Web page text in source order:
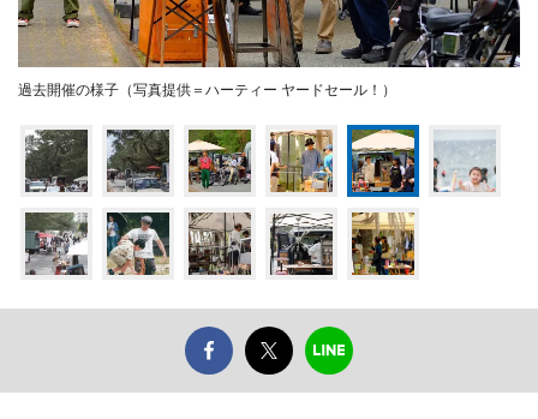
過去開催の様子（写真提供＝ハーティー ヤードセール！）